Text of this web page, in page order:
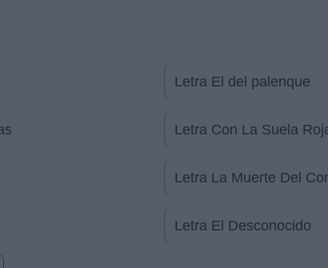
Letra El del palenque
Letra Con La Suela
Letra La Muerte Del
Letra El Desconocido